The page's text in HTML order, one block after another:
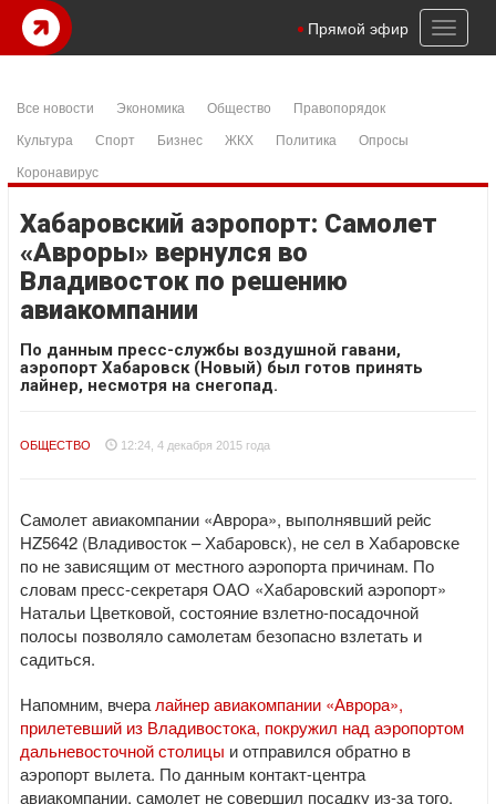
Toggle
Прямой эфир
Все новости Экономика Общество
Правопорядок
Культура
Спорт Бизнес ЖКХ Политика
Опросы
Коронавирус
Хабаровский аэропорт: Самолет
«Авроры» вернулся во
Владивосток по решению
авиакомпании
По данным пресс-службы воздушной гавани,
аэропорт Хабаровск (Новый) был готов принять
лайнер, несмотря на снегопад.
ОБЩЕСТВО 12:24, 4 декабря 2015 года
Самолет авиакомпании «Аврора», выполнявший рейс
HZ5642 (Владивосток – Хабаровск), не сел в Хабаровске
по не зависящим от местного аэропорта причинам. По
словам пресс-секретаря ОАО «Хабаровский аэропорт»
Натальи Цветковой, состояние взлетно-посадочной
полосы позволяло самолетам безопасно взлетать и
садиться.
Напомним, вчера лайнер авиакомпании «Аврора»,
прилетевший из Владивостока, покружил над аэропортом
дальневосточной столицы и отправился обратно в
аэропорт вылета. По данным контакт-центра
авиакомпании, самолет не совершил посадку из-за того,